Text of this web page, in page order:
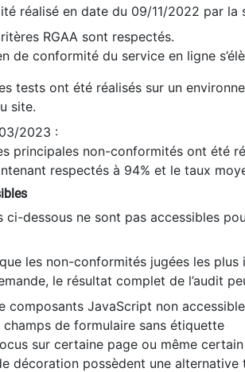
réalisé en date du 09/11/2022 par
RGAA sont respectés.
de conformité du service en ligne
tests ont été réalisés sur un
site.
2023 :
principales non-conformités ont été
respectés à 94% et le taux
ci-dessous ne sont pas accessibles
les non-conformités jugées les
le résultat complet de l’audit
composants JavaScript non
de formulaire sans étiquette
sur certaine page ou même
décoration possèdent une alternative